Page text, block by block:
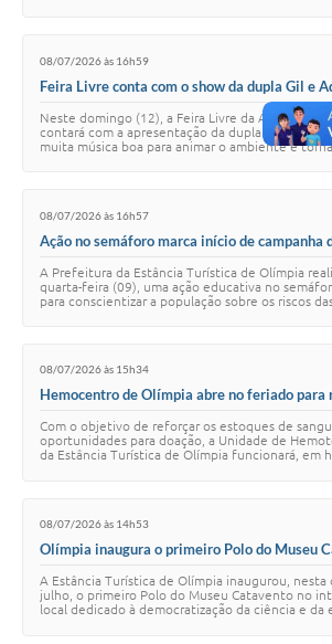
08/07/2026 às 16h59
Feira Livre conta com o show da dupla Gil e
Neste domingo (12), a Feira Livre da Avenida
contará com a apresentação da dupla sertaneja
muita música boa para animar o ambiente e
08/07/2026 às 16h57
Ação no semáforo marca início de campanha
A Prefeitura da Estância Turística de Olímpia
quarta-feira (09), uma ação educativa no
para conscientizar a população sobre os riscos
08/07/2026 às 15h34
Hemocentro de Olímpia abre no feriado para
Com o objetivo de reforçar os estoques de
oportunidades para doação, a Unidade de
da Estância Turística de Olímpia funcionará, em
08/07/2026 às 14h53
Olímpia inaugura o primeiro Polo do Museu
A Estância Turística de Olímpia inaugurou, nesta
julho, o primeiro Polo do Museu Catavento no
local dedicado à democratização da ciência e da